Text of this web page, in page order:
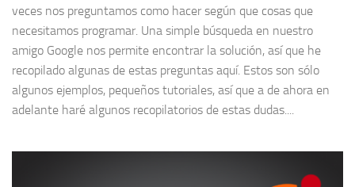
veces nos preguntamos como hacer según que cosas que
necesitamos programar. Una simple búsqueda en nuestro
amigo Google nos permite encontrar la solución, así que he
recopilado algunas de estas preguntas aquí. Estos son sólo
algunos ejemplos, pequeños tutoriales, así que a de ahora en
adelante haré algunos recopilatorios de estas dudas....